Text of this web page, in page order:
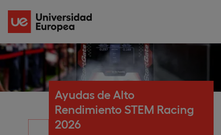
Ayudas de Alto
Rendimiento STEM Racing
2026